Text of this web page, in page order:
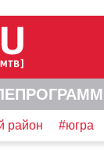
район #югра